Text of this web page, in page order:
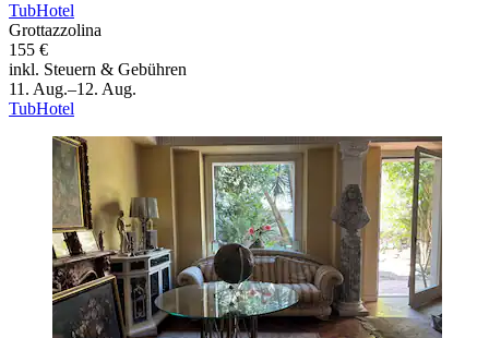
TubHotel
Grottazzolina
155 €
inkl. Steuern & Gebühren
11. Aug.–12. Aug.
TubHotel